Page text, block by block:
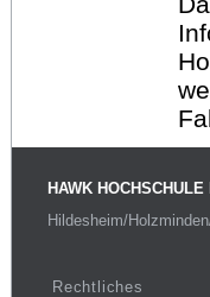
HAWK
Hildesheim/
Rechtliches